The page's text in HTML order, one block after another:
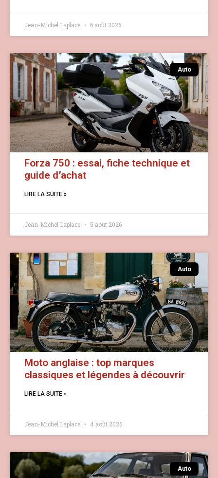
Jean-Michel Laplace 6 août 2026
Auto
Forza 750 : essai, fiche technique et
guide d’achat
LIRE LA SUITE »
Jean-Michel Laplace 5 août 2026
Auto
Moto anglaise : top marques
classiques et légendes à découvrir
LIRE LA SUITE »
Jean-Michel Laplace 4 août 2026
Auto